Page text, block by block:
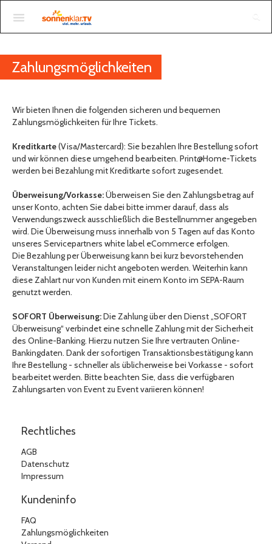
Zahlungsmöglichkeiten
Wir bieten Ihnen die folgenden sicheren und bequemen
Zahlungsmöglichkeiten für Ihre Tickets.
Kreditkarte(Visa/Mastercard): Sie bezahlen Ihre Bestellung sofort
und wir können diese umgehend bearbeiten. Print@Home-Tickets
werden bei Bezahlung mit Kreditkarte sofort zugesendet.
Überweisung/Vorkasse:Überweisen Sie den Zahlungsbetrag auf
unser Konto, achten Sie dabei bitte immer darauf, dass als
Verwendungszweck ausschließlich die Bestellnummer angegeben
wird. Die Überweisung muss innerhalb von 5 Tagen auf das Konto
unseres Servicepartners white label eCommerce erfolgen.
Die Bezahlung per Überweisung kann bei kurz bevorstehenden
Veranstaltungen leider nicht angeboten werden. Weiterhin kann
diese Zahlart nur von Kunden mit einem Konto im SEPA-Raum
genutzt werden.
SOFORT Überweisung:Die Zahlung über den Dienst „SOFORT
Überweisung“ verbindet eine schnelle Zahlung mit der Sicherheit
des Online-Banking. Hierzu nutzen Sie Ihre vertrauten Online-
Bankingdaten. Dank der sofortigen Transaktionsbestätigung kann
Ihre Bestellung - schneller als üblicherweise bei Vorkasse - sofort
bearbeitet werden. Bitte beachten Sie, dass die verfügbaren
Zahlungsarten von Event zu Event variieren können!
Rechtliches
AGB
Datenschutz
Impressum
Kundeninfo
FAQ
Zahlungsmöglichkeiten